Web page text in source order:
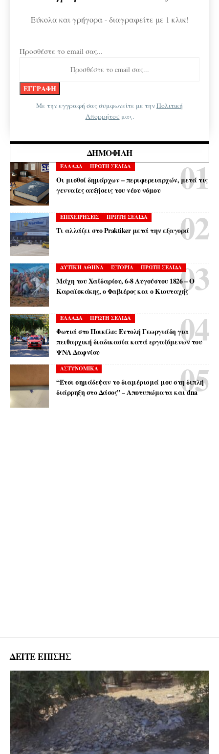
Εύκολα και γρήγορα - διαγραφείτε με 1 κλικ!
Προσθέστε το email σας...
Με την εγγραφή σας συμφωνείτε με τηνΠολιτική
Απορρήτου μας.
ΔΗΜΟΦΙΛΉ
ΕΛΛΑΔΑ ΠΡΩΤΗ ΣΕΛΙΔΑ
Οι μισθοί δημάρχων – περιφερειαρχών, μετά τις
γενναίες αυξήσεις του νέου νόμου
ΕΠΙΧΕΙΡΗΣΕΙΣ ΠΡΩΤΗ ΣΕΛΙΔΑ
Τι αλλάζει στο Praktiker μετά την εξαγορά
ΔΥΤΙΚΗ ΑΘΗΝΑ ΙΣΤΟΡΙΑ ΠΡΩΤΗ ΣΕΛΙΔΑ
Μάχη του Χαϊδαρίου, 6-8 Αυγούστου 1826 – Ο
Καραϊσκάκης, ο Φαβιέρος και ο Κιουταχής
ΕΛΛΑΔΑ ΠΡΩΤΗ ΣΕΛΙΔΑ
Φωτιά στο Ποικίλο: Εντολή Γεωργιάδη για
πειθαρχική διαδικασία κατά εργαζόμενων του
ΨΝΑ Δαφνίου
ΑΣΤΥΝΟΜΙΚΑ
“Έτσι σημάδεψαν το διαμέρισμά μου στη διπλή
διάρρηξη στο Δάσος” – Αποτυπώματα και dna
ΔΕΙΤΕ ΕΠΙΣΗΣ